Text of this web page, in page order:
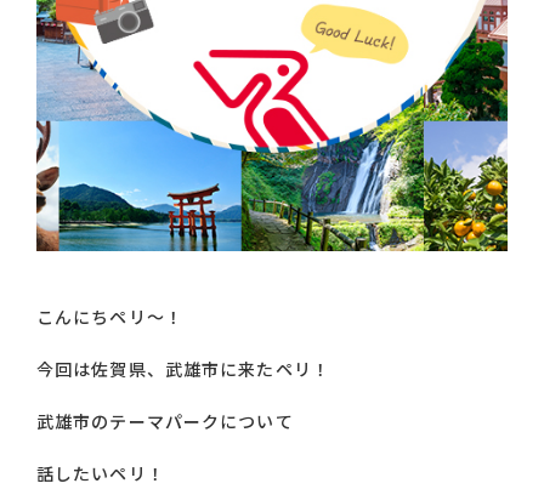
こんにちペリ～！
今回は佐賀県、武雄市に来たペリ！
武雄市のテーマパークについて
話したいペリ！